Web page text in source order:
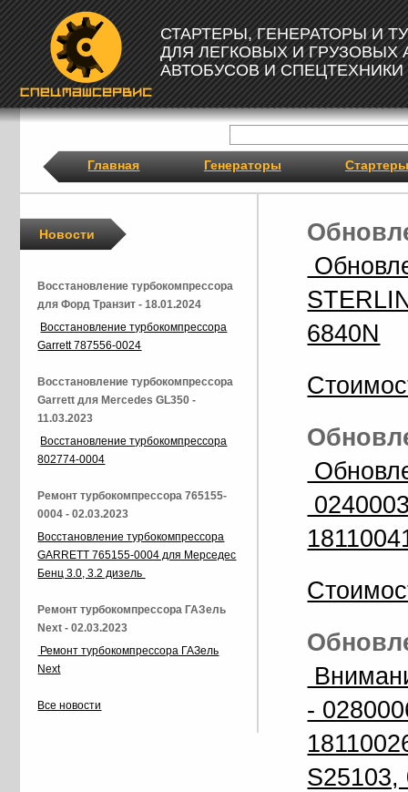
СТАРТЕРЫ, ГЕНЕРАТОРЫ И
ДЛЯ ЛЕГКОВЫХ И ГРУЗОВЫХ
АВТОБУСОВ И СПЕЦТЕХНИКИ
Главная Генераторы Стартеры
6840N
-
S25103,
Новости
Восстановление турбокомпрессора
для Форд Транзит - 18.01.2024
Восстановление турбокомпрессора
Garrett 787556-0024
Восстановление турбокомпрессора
Garrett для Mercedes GL350 -
11.03.2023
Восстановление турбокомпрессора
802774-0004
Ремонт турбокомпрессора 765155-
0004 - 02.03.2023
Восстановление турбокомпрессора
GARRETT 765155-0004 для Мерседес
Бенц 3.0, 3.2 дизель
Ремонт турбокомпрессора ГАЗель
Next - 02.03.2023
Ремонт турбокомпрессора ГАЗель
Next
Все новости